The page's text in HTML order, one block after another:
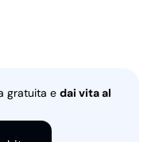
gratuita e dai vita al